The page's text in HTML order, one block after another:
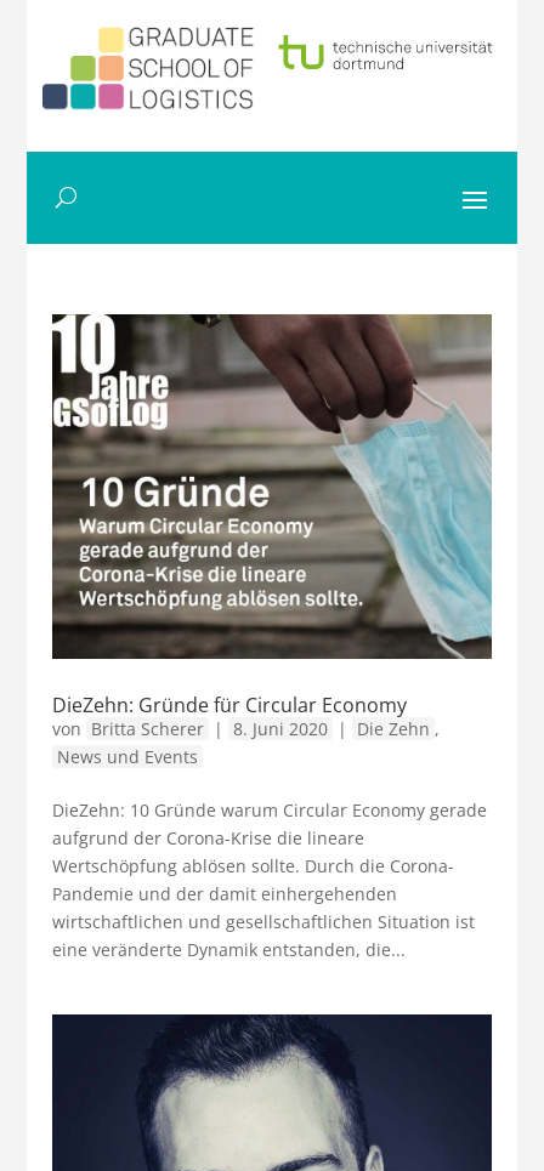
DieZehn: Gründe für Circular Economy
von Britta Scherer | 8. Juni 2020 | Die Zehn ,
News und Events
DieZehn: 10 Gründe warum Circular Economy gerade
aufgrund der Corona-Krise die lineare
Wertschöpfung ablösen sollte. Durch die Corona-
Pandemie und der damit einhergehenden
wirtschaftlichen und gesellschaftlichen Situation ist
eine veränderte Dynamik entstanden, die...